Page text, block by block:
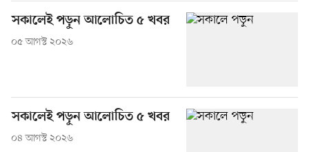
সকালেই পড়ুন আলোচিত ৫ খবর
০৫ আগস্ট ২০২৬
সকালেই পড়ুন আলোচিত ৫ খবর
০৪ আগস্ট ২০২৬